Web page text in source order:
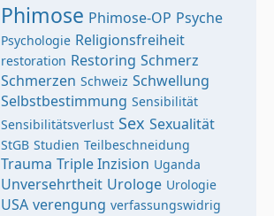
Phimose Phimose-OP Psyche
Psychologie Religionsfreiheit
restoration Restoring Schmerz
Schmerzen Schweiz Schwellung
Selbstbestimmung Sensibilität
Sensibilitätsverlust Sex Sexualität
StGB Studien Teilbeschneidung
Trauma Triple Inzision Uganda
Unversehrtheit Urologe Urologie
USA verengung verfassungswidrig